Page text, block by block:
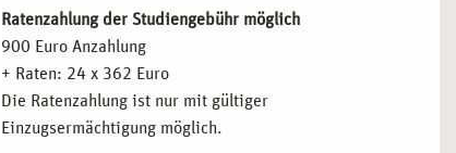
Ratenzahlung der Studiengebühr möglich
900 Euro Anzahlung
+ Raten: 24 x 362 Euro
Die Ratenzahlung ist nur mit gültiger
Einzugsermächtigung möglich.